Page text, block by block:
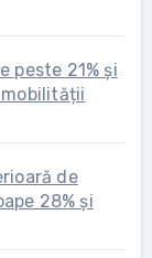
peste 21% și
de
28% și